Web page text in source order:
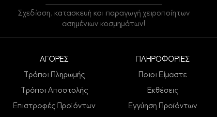
Σχεδίαση, κατασκευή και παραγωγή χειροποίητων
ασημένιων κοσμημάτων!
ΑΓΟΡΕΣ
Τρόποι Πληρωμής
Τρόποι Αποστολής
Επιστροφές Προϊόντων
ΠΛΗΡΟΦΟΡΙΕΣ
Ποιοι Είμαστε
Εκθέσεις
Εγγύηση Προϊόντων